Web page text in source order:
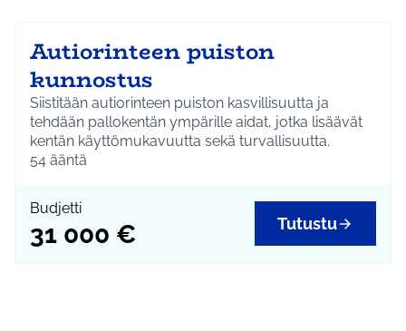
Autiorinteen puiston
kunnostus
Siistitään autiorinteen puiston kasvillisuutta ja
tehdään pallokentän ympärille aidat, jotka lisäävät
kentän käyttömukavuutta sekä turvallisuutta.
54 ääntä
Budjetti
31 000 € Tutustu